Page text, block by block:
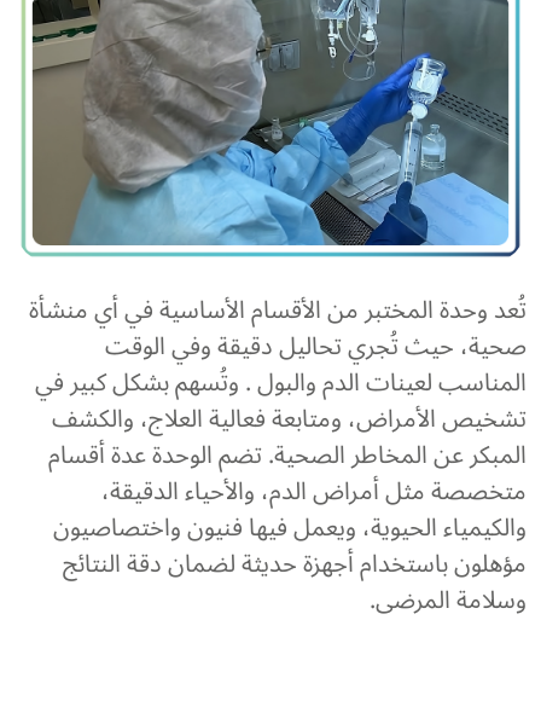
تُعد وحدة المختبر من الأقسام الأساسية في أي منشأة
صحية، حيث تُجري تحاليل دقيقة وفي الوقت
المناسب لعينات الدم والبول . وتُسهم بشكل كبير في
تشخيص الأمراض، ومتابعة فعالية العلاج، والكشف
المبكر عن المخاطر الصحية. تضم الوحدة عدة أقسام
متخصصة مثل أمراض الدم، والأحياء الدقيقة،
والكيمياء الحيوية، ويعمل فيها فنيون واختصاصيون
مؤهلون باستخدام أجهزة حديثة لضمان دقة النتائج
وسلامة المرضى.